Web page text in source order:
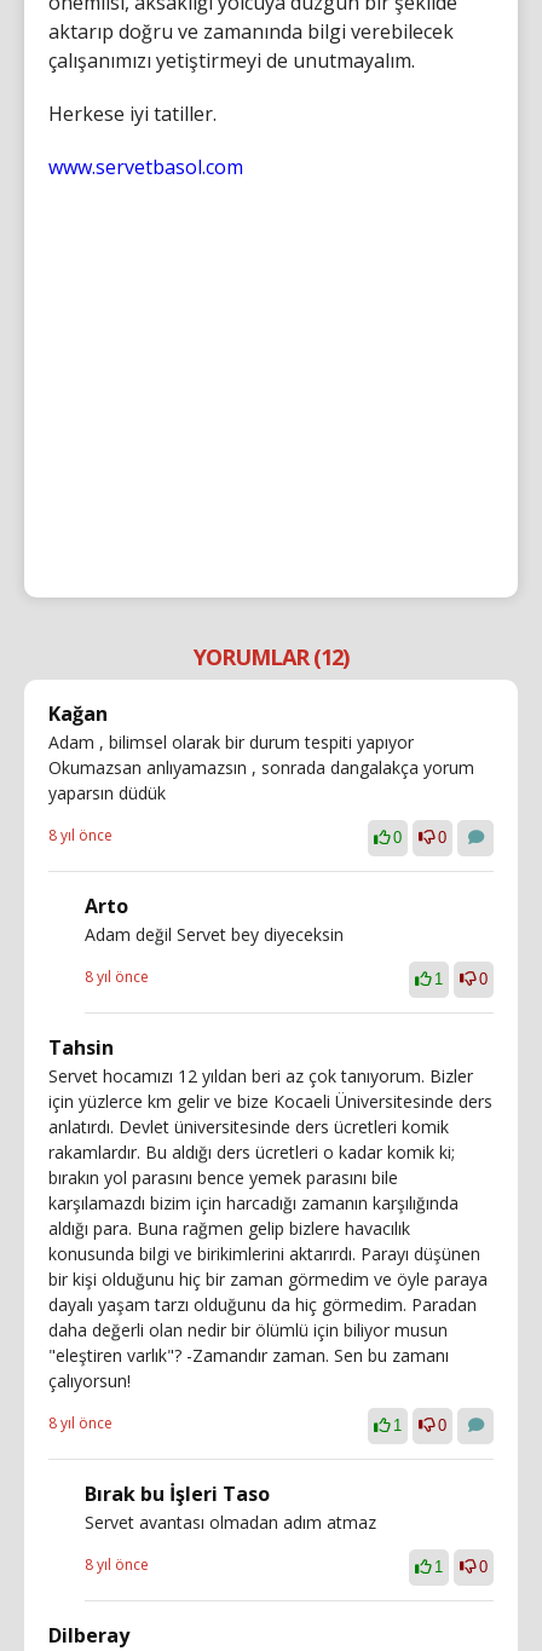
aktarıp doğru ve zamanında bilgi verebilecek
çalışanımızı yetiştirmeyi de unutmayalım.
Herkese iyi tatiller.
www.servetbasol.com
YORUMLAR (12)
Kağan
Adam , bilimsel olarak bir durum tespiti yapıyor
Okumazsan anlıyamazsın , sonrada dangalakça yorum
yaparsın düdük
8 yıl önce 0 0
Arto
Adam değil Servet bey diyeceksin
8 yıl önce 1 0
Tahsin
Servet hocamızı 12 yıldan beri az çok tanıyorum. Bizler
için yüzlerce km gelir ve bize Kocaeli Üniversitesinde ders
anlatırdı. Devlet üniversitesinde ders ücretleri komik
rakamlardır. Bu aldığı ders ücretleri o kadar komik ki;
bırakın yol parasını bence yemek parasını bile
karşılamazdı bizim için harcadığı zamanın karşılığında
aldığı para. Buna rağmen gelip bizlere havacılık
konusunda bilgi ve birikimlerini aktarırdı. Parayı düşünen
bir kişi olduğunu hiç bir zaman görmedim ve öyle paraya
dayalı yaşam tarzı olduğunu da hiç görmedim. Paradan
daha değerli olan nedir bir ölümlü için biliyor musun
"eleştiren varlık"? -Zamandır zaman. Sen bu zamanı
çalıyorsun!
8 yıl önce 1 0
Bırak bu İşleri Taso
Servet avantası olmadan adım atmaz
8 yıl önce 1 0
Dilberay